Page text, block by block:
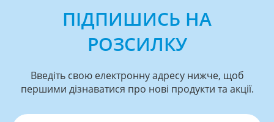
ПІДПИШИСЬ НА
РОЗСИЛКУ
Введіть свою електронну адресу нижче, щоб
першими дізнаватися про нові продукти та акції.